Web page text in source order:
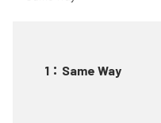
1 ： Same Way